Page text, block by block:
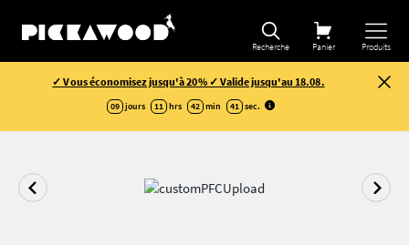
Recherche Panier Produits
✓ Vous économisez jusqu'à 20% ✓ Valide jusqu'au 18.08.
09 jours 11 hrs 42 min 41 sec.